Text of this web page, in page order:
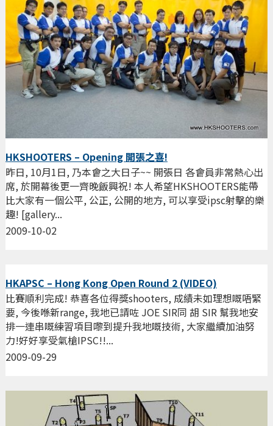
HKSHOOTERS – Opening 開張之喜!
2009-10-02
昨日, 10月1日, 乃本會之大日子~~ 開張日 各會員非常熱心出
席, 於開幕後更一齊晚飯興祝! 本人希望HKSHOOTERS能帶
比大家有一個公平, 公正, 公開的地方, 可以享受ipsc射擊的樂
趣! [gallery...
HKAPSC – Hong Kong Open Round 2 (VIDEO)
2009-09-29
比賽順利完成! 恭喜各位得獎shooters, 成績未如理想嘅唔緊
要, 今後喺新range, 我地已請咗 JOE SIR同 胡 SIR 幫我地安
排一連串嘅練習項目嚟到提升我地嘅技術, 大家繼續加油努
力!好好享受氣槍IPSC!!...